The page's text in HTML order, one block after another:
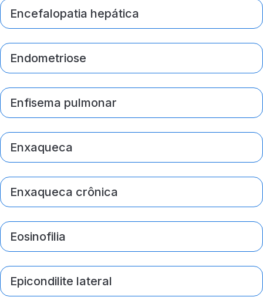
Encefalopatia hepática
Endometriose
Enfisema pulmonar
Enxaqueca
Enxaqueca crônica
Eosinofilia
Epicondilite lateral